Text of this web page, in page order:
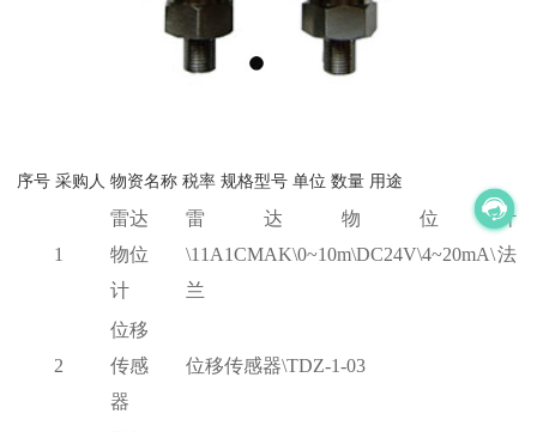
序号 采购人 物资名称 税率 规格型号 单位 数量 用途
1
雷达
物位
计
雷达物位计
\11A1CMAK\0~10m\DC24V\4~20mA\法
兰
2
位移
传感
器
位移传感器\TDZ-1-03